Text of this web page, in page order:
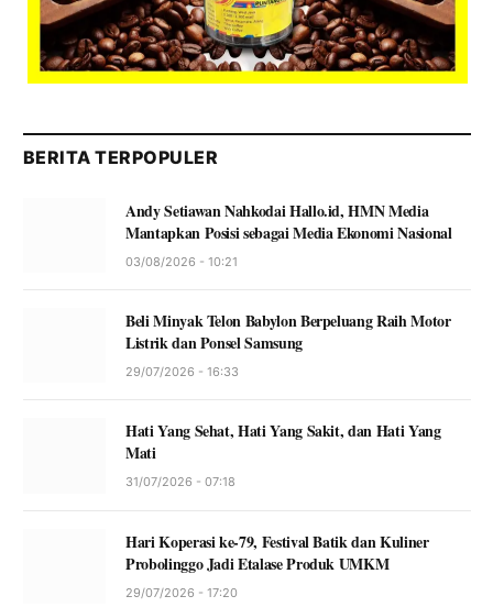
BERITA TERPOPULER
Andy Setiawan Nahkodai Hallo.id, HMN Media
Mantapkan Posisi sebagai Media Ekonomi Nasional
03/08/2026 - 10:21
Beli Minyak Telon Babylon Berpeluang Raih Motor
Listrik dan Ponsel Samsung
29/07/2026 - 16:33
Hati Yang Sehat, Hati Yang Sakit, dan Hati Yang
Mati
31/07/2026 - 07:18
Hari Koperasi ke-79, Festival Batik dan Kuliner
Probolinggo Jadi Etalase Produk UMKM
29/07/2026 - 17:20